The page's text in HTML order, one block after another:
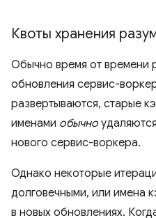
Квоты хранения
Обычно время от времени
обновления сервис-
развертываются, старые
именами обычно
нового сервис-воркера.
Однако некоторые
долговечными, или имена
в новых обновлениях.